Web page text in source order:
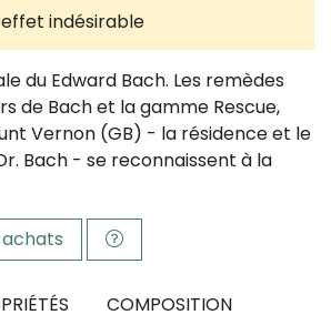
indésirable
du Edward Bach. Les remèdes
de Bach et la gamme Rescue,
Vernon (GB) - la résidence et le
Bach - se reconnaissent à la
COMPOSITION